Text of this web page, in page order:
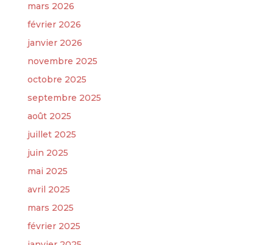
mars 2026
février 2026
janvier 2026
novembre 2025
octobre 2025
septembre 2025
août 2025
juillet 2025
juin 2025
mai 2025
avril 2025
mars 2025
février 2025